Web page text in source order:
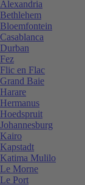
Alexandria
Bethlehem
Bloemfontein
Casablanca
Durban
Fez
Flic en Flac
Grand Baie
Harare
Hermanus
Hoedspruit
Johannesburg
Kairo
Kapstadt
Katima Mulilo
Le Morne
Le Port